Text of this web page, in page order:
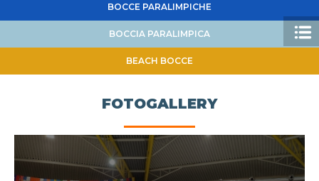
BOCCE PARALIMPICHE
BOCCIA PARALIMPICA
BEACH BOCCE
FOTOGALLERY